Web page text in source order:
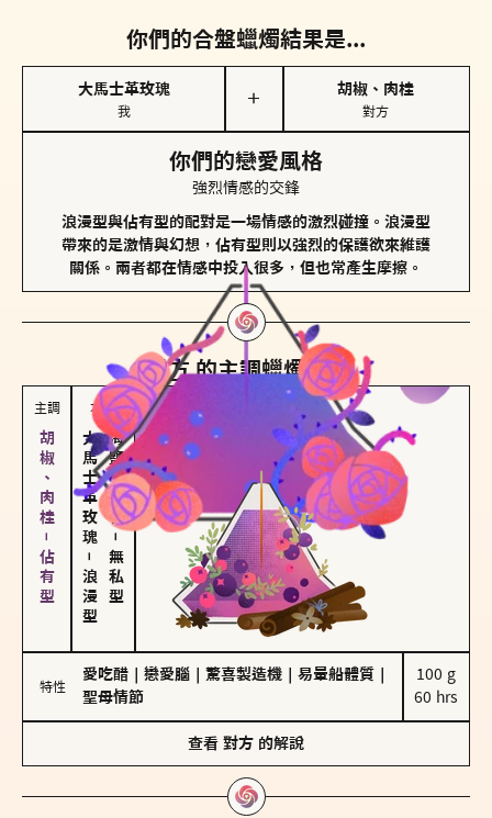
你們的合盤蠟燭結果是...
大馬士革玫瑰
我
＋
胡椒、肉桂
對方
你們的戀愛風格
強烈情感的交鋒
浪漫型與佔有型的配對是一場情感的激烈碰撞。浪漫型
帶來的是激情與幻想，佔有型則以強烈的保護欲來維護
關係。兩者都在情感中投入很多，但也常產生摩擦。
對方的主調蠟燭是...
主調
胡椒、肉桂－佔有型
次調
大馬士革玫瑰
－
浪漫型
海鹽、雪花
－
無私型
特性
愛吃醋 戀愛腦 驚喜製造機 易暈船體質
聖母情節
100 g
60 hrs
查看 對方 的解說